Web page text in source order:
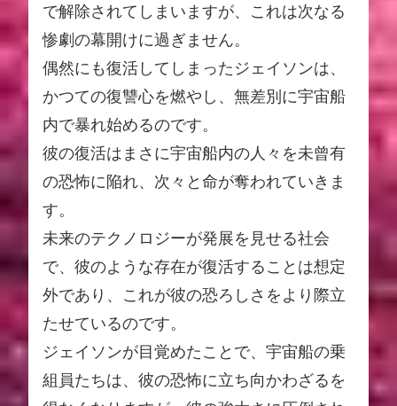
で解除されてしまいますが、これは次なる
惨劇の幕開けに過ぎません。
偶然にも復活してしまったジェイソンは、
かつての復讐心を燃やし、無差別に宇宙船
内で暴れ始めるのです。
彼の復活はまさに宇宙船内の人々を未曾有
の恐怖に陥れ、次々と命が奪われていきま
す。
未来のテクノロジーが発展を見せる社会
で、彼のような存在が復活することは想定
外であり、これが彼の恐ろしさをより際立
たせているのです。
ジェイソンが目覚めたことで、宇宙船の乗
組員たちは、彼の恐怖に立ち向かわざるを